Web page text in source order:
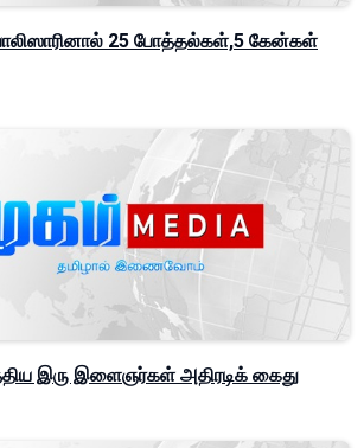
25 போத்தல்கள்,5 கேன்கள்
இரு இளைஞர்கள் அதிரடிக் கைது